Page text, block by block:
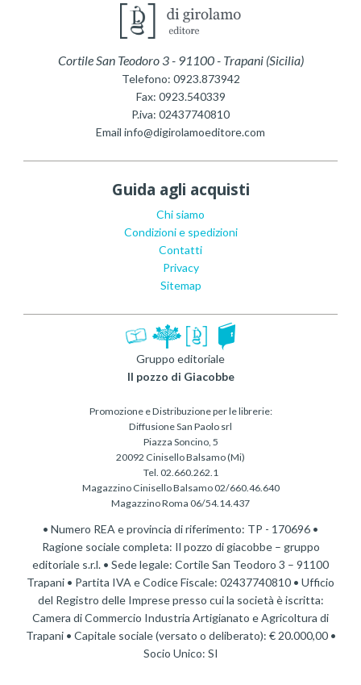
Cortile San Teodoro 3- 91100- Trapani(Sicilia)
Telefono: 0923.873942
Fax: 0923.540339
P.iva: 02437740810
Email info@digirolamoeditore.com
Guida agli acquisti
Chi siamo
Condizioni e spedizioni
Contatti
Privacy
Sitemap
Gruppo editoriale
Il pozzo di Giacobbe
Promozione e Distribuzione per le librerie:
Diffusione San Paolo srl
Piazza Soncino, 5
20092 Cinisello Balsamo (Mi)
Tel. 02.660.262.1
Magazzino Cinisello Balsamo 02/660.46.640
Magazzino Roma 06/54.14.437
• Numero REA e provincia di riferimento: TP - 170696 •
Ragione sociale completa: Il pozzo di giacobbe – gruppo
editoriale s.r.l. • Sede legale: Cortile San Teodoro 3 – 91100
Trapani • Partita IVA e Codice Fiscale: 02437740810 • Ufficio
del Registro delle Imprese presso cui la società è iscritta:
Camera di Commercio Industria Artigianato e Agricoltura di
Trapani • Capitale sociale (versato o deliberato): € 20.000,00 •
Socio Unico: SI